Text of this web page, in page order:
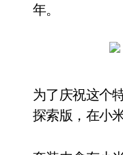
年。
为了庆祝这个
探索版，在小